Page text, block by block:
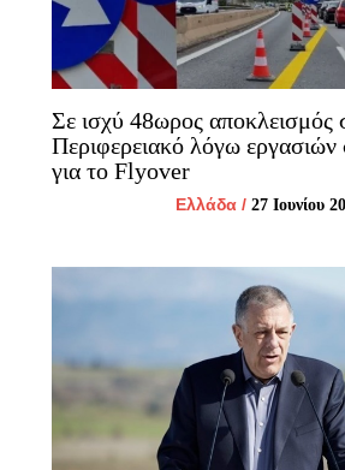
Σε ισχύ 48ωρος αποκλεισμός
Περιφερειακό λόγω
για το Flyover
Ελλάδα / 27 Ιουνίου